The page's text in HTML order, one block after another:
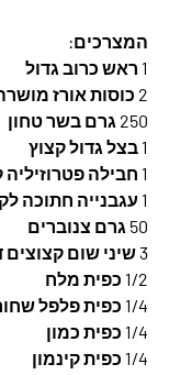
המצרכים:
1 ראש כרוב גדול
2 כוסות אורז מושרה לשעה
250 גרם בשר טחון
1 בצל גדול קצוץ
1 חבילה פטרוזיליה קצוצה
1 עגבנייה חתוכה לקוביות
50 גרם צנוברים
3 שיני שום קצוצים דק
1/2 כפית מלח
1/4 כפית פלפל שחור
1/4 כפית כמון
1/4 כפית קינמון